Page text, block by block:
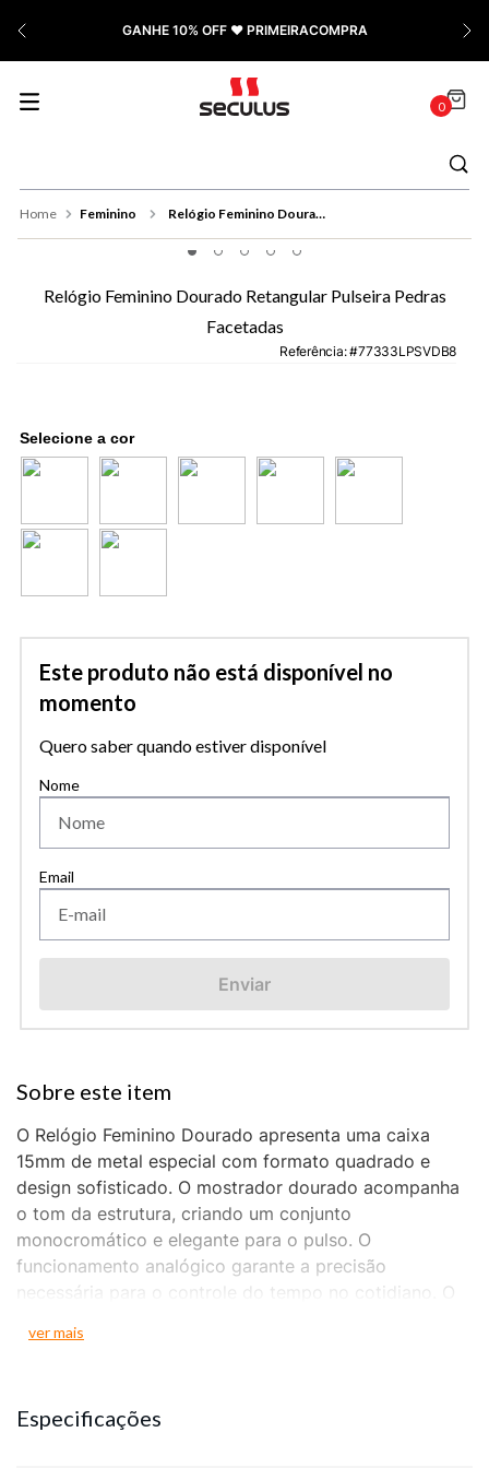
PAGUE COM PIX | Ganhe 5% OFF
0
Feminino Relógio Feminino Dourado Retangular Pulseira Pedras Facetadas
Relógio Feminino Dourado Retangular Pulseira Pedras
Facetadas
Referência: 77333LPSVDB8
Este produto não está disponível no
momento
Quero saber quando estiver disponível
Enviar
O Relógio Feminino Dourado apresenta uma caixa
15mm de metal especial com formato quadrado e
design sofisticado. O mostrador dourado acompanha
o tom da estrutura, criando um conjunto
monocromático e elegante para o pulso. O
funcionamento analógico garante a precisão
necessária para o controle do tempo no cotidiano. O
adornada com pedras facetadas, que confere um
proporcionando praticidade e segurança ao vestir. A
ver mais
Especificações
9º